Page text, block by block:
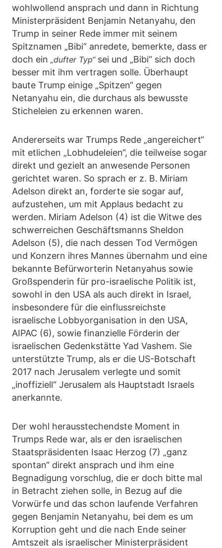
wohlwollend ansprach und dann in Richtung
Ministerpräsident Benjamin Netanyahu, den
Trump in seiner Rede immer mit seinem
Spitznamen „Bibi“ anredete, bemerkte, dass er
doch ein „dufter Typ“sei und „Bibi“ sich doch
besser mit ihm vertragen solle. Überhaupt
baute Trump einige „Spitzen“ gegen
Netanyahu ein, die durchaus als bewusste
Sticheleien zu erkennen waren.
Andererseits war Trumps Rede „angereichert“
mit etlichen „Lobhudeleien“, die teilweise sogar
direkt und gezielt an anwesende Personen
gerichtet waren. So sprach er z. B. Miriam
Adelson direkt an, forderte sie sogar auf,
aufzustehen, um mit Applaus bedacht zu
werden. Miriam Adelson (4) ist die Witwe des
schwerreichen Geschäftsmanns Sheldon
Adelson (5), die nach dessen Tod Vermögen
und Konzern ihres Mannes übernahm und eine
bekannte Befürworterin Netanyahus sowie
Großspenderin für pro-israelische Politik ist,
sowohl in den USA als auch direkt in Israel,
insbesondere für die einflussreichste
israelische Lobbyorganisation in den USA,
AIPAC (6), sowie finanzielle Förderin der
israelischen Gedenkstätte Yad Vashem. Sie
unterstützte Trump, als er die US-Botschaft
2017 nach Jerusalem verlegte und somit
„inoffiziell“ Jerusalem als Hauptstadt Israels
anerkannte.
Der wohl herausstechendste Moment in
Trumps Rede war, als er den israelischen
Staatspräsidenten Isaac Herzog (7) „ganz
spontan“ direkt ansprach und ihm eine
Begnadigung vorschlug, die er doch bitte mal
in Betracht ziehen solle, in Bezug auf die
Vorwürfe und das schon laufende Verfahren
gegen Benjamin Netanyahu, bei dem es um
Korruption geht und die nach Ende seiner
Amtszeit als israelischer Ministerpräsident